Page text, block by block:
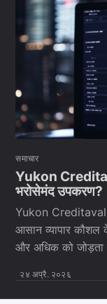
समाचार
Yukon
भरोसेमंद उपकरण?
Yukon
आसान व्यापार कौशल
और अधिक को जोड़ता
२४ अप्रै. २०२६